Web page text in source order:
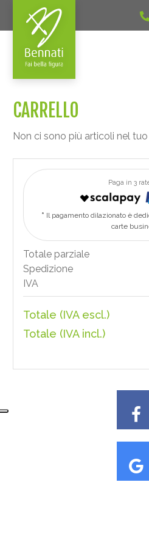
CARRELLO
Non ci sono più articoli nel
Paga in 3
Il pagamento dilazionato è
carte
Totale parziale
Spedizione
IVA
Totale (IVA escl.)
Totale (IVA incl.)